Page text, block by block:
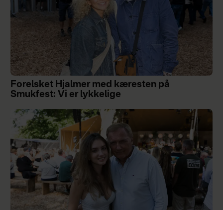
Forelsket Hjalmer med kæresten på
Smukfest: Vi er lykkelige